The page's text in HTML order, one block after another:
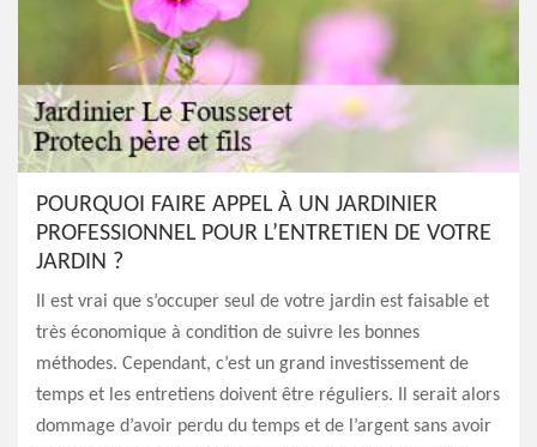
POURQUOI FAIRE APPEL À UN JARDINIER
PROFESSIONNEL POUR L’ENTRETIEN DE VOTRE
JARDIN ?
Il est vrai que s’occuper seul de votre jardin est faisable et
très économique à condition de suivre les bonnes
méthodes. Cependant, c’est un grand investissement de
temps et les entretiens doivent être réguliers. Il serait alors
dommage d’avoir perdu du temps et de l’argent sans avoir